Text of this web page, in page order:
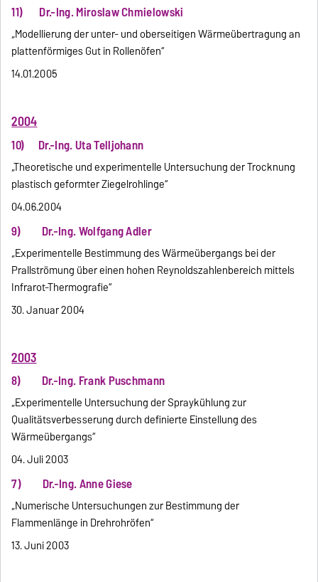
11) Dr.-Ing. Miroslaw Chmielowski
„Modellierung der unter- und oberseitigen Wärmeübertragung an
plattenförmiges Gut in Rollenöfen“
14.01.2005
2004
10) Dr.-Ing. Uta Telljohann
„Theoretische und experimentelle Untersuchung der Trocknung
plastisch geformter Ziegelrohlinge“
04.06.2004
9) Dr.-Ing. Wolfgang Adler
„Experimentelle Bestimmung des Wärmeübergangs bei der
Prallströmung über einen hohen Reynoldszahlenbereich mittels
Infrarot-Thermografie“
30. Januar 2004
2003
8) Dr.-Ing. Frank Puschmann
„Experimentelle Untersuchung der Spraykühlung zur
Qualitätsverbesserung durch definierte Einstellung des
Wärmeübergangs“
04. Juli 2003
7) Dr.-Ing. Anne Giese
„Numerische Untersuchungen zur Bestimmung der
Flammenlänge in Drehrohröfen“
13. Juni 2003